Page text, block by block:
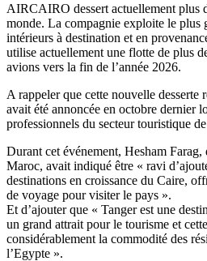
AIRCAIRO dessert actuellement plus
monde. La compagnie exploite le plus
intérieurs à destination et en
utilise actuellement une flotte de plus
avions vers la fin de l’année 2026.
A rappeler que cette nouvelle desserte
avait été annoncée en octobre dernier
professionnels du secteur touristique
Durant cet événement, Hesham
Maroc, avait indiqué être « ravi
destinations en croissance du Caire,
de voyage pour visiter le pays ».
Et d’ajouter que « Tanger est une
un grand attrait pour le tourisme et
considérablement la commodité des
l’Egypte ».